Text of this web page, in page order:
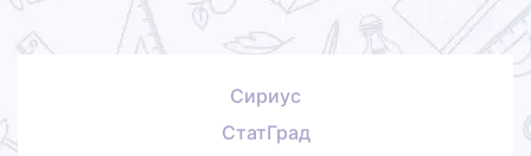
Сириус
СтатГрад